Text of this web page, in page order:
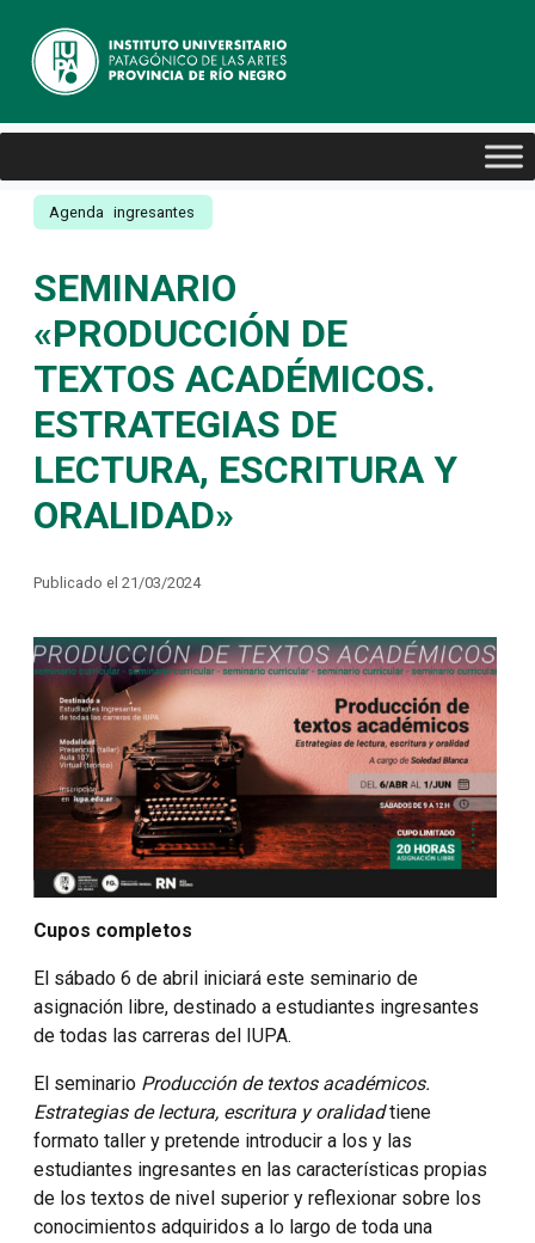
Agenda ingresantes
SEMINARIO
«PRODUCCIÓN DE
TEXTOS ACADÉMICOS.
ESTRATEGIAS DE
LECTURA, ESCRITURA Y
ORALIDAD»
Publicado el 21/03/2024
Cupos completos
El sábado 6 de abril iniciará este seminario de
asignación libre, destinado a estudiantes ingresantes
de todas las carreras del IUPA.
El seminario Producción de textos académicos.
Estrategias de lectura, escritura y oralidadtiene
formato taller y pretende introducir a los y las
estudiantes ingresantes en las características propias
de los textos de nivel superior y reflexionar sobre los
conocimientos adquiridos a lo largo de toda una